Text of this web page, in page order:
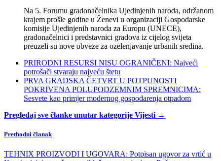
Na 5. Forumu gradonačelnika Ujedinjenih naroda, održanom
krajem prošle godine u Ženevi u organizaciji Gospodarske
komisije Ujedinjenih naroda za Europu (UNECE),
gradonačelnici i predstavnici gradova iz cijelog svijeta
preuzeli su nove obveze za ozelenjavanje urbanih sredina.
PRIRODNI RESURSI NISU OGRANIČENI: Najveći
potrošači stvaraju najveću štetu
PRVA GRADSKA ČETVRT U POTPUNOSTI
POKRIVENA POLUPODZEMNIM SPREMNICIMA:
Sesvete kao primjer modernog gospodarenja otpadom
Pregledaj sve članke unutar kategorije Vijesti →
Prethodni članak
TEHNIX PROIZVODI I UGOVARA: Potpisan ugovor za vrtić u